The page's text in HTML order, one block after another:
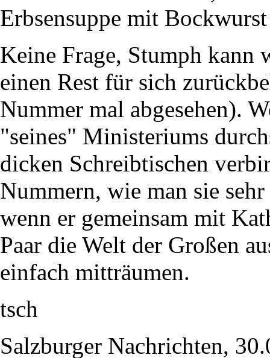
Erbsensuppe mit
Keine Frage, Stumph
einen Rest für sich
Nummer mal abgesehen).
"seines" Ministeriums
dicken Schreibtischen
Nummern, wie man sie
wenn er gemeinsam mit
Paar die Welt der Großen
einfach mitträumen.
tsch
Salzburger Nachrichten,